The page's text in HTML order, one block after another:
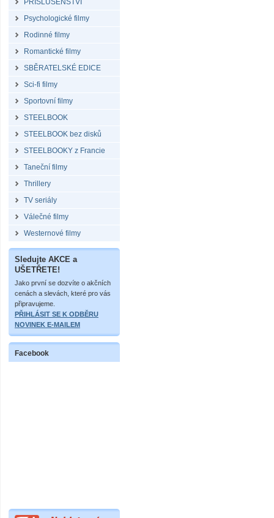
PŘÍSLUŠENSTVÍ
Psychologické filmy
Rodinné filmy
Romantické filmy
SBĚRATELSKÉ EDICE
Sci-fi filmy
Sportovní filmy
STEELBOOK
STEELBOOK bez disků
STEELBOOKY z Francie
Taneční filmy
Thrillery
TV seriály
Válečné filmy
Westernové filmy
Sledujte AKCE a
UŠETŘETE!
Jako první se dozvíte o akčních
cenách a slevách, které pro vás
připravujeme.
PŘIHLÁSIT SE K ODBĚRU
NOVINEK E-MAILEM
Facebook